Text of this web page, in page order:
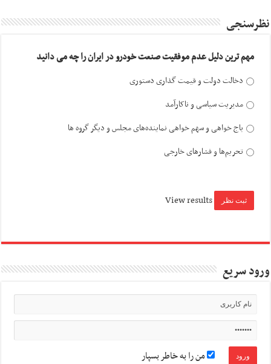
نظرسنجی
مهم ترین دلیل عدم موفقیت صنعت خودرو در ایران را چه می دانید
دخالت دولت و قیمت گذاری دستوری
مدیریت سیاسی و ناکارآمد
باج خواهی و سهم خواهی نماینده‌های مجلس و دیگر گروه ها
تحریم‌ها و فشارهای خارجی
View results
ورود سریع
من را به خاطر بسپار